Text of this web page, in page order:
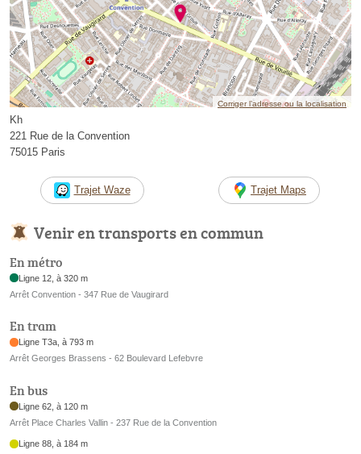
Corriger l’adresse ou la localisation
Kh
221 Rue de la Convention
75015 Paris
Trajet Waze Trajet Maps
Venir en transports en commun
En métro
Ligne 12, à 320 m
Arrêt Convention - 347 Rue de Vaugirard
En tram
Ligne T3a, à 793 m
Arrêt Georges Brassens - 62 Boulevard Lefebvre
En bus
Ligne 62, à 120 m
Arrêt Place Charles Vallin - 237 Rue de la Convention
Ligne 88, à 184 m